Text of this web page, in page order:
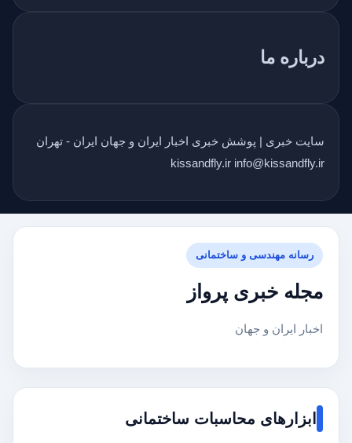
درباره ما
سایت خبری | پوشش خبری اخبار ایران و جهان ایران - تهران
kissandfly.ir info@kissandfly.ir
رسانه مهندسی و ساختمانی
مجله خبری پرواز
اخبار ایران و جهان
ابزارهای محاسبات ساختمانی